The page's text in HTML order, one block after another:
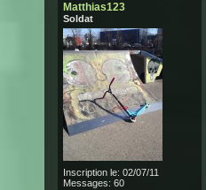
Matthias123
Soldat
Inscription le: 02/07/11
Messages: 60